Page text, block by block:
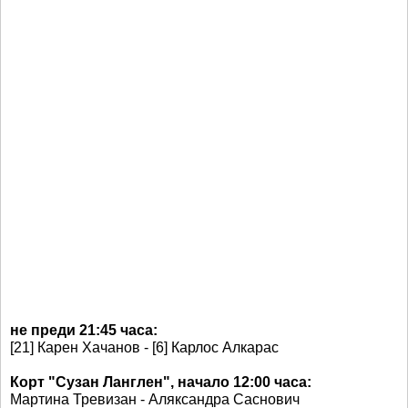
не преди 21:45 часа:
[21] Карен Хачанов - [6] Карлос Алкарас
Корт "Сузан Ланглен", начало 12:00 часа:
Мартина Тревизан - Аляксандра Саснович